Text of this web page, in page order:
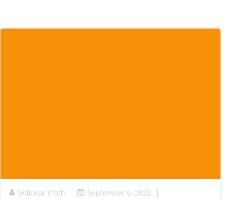
Volkmar Kloth | September 9, 2022 |